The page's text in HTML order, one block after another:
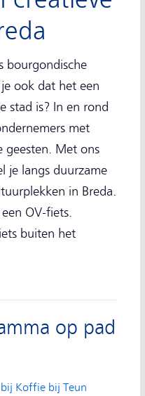
bourgondische
ook dat het een
stad is? In en rond
met
geesten. Met ons
je langs duurzame
in Breda.
OV-fiets.
buiten het
op pad
Koffie bij Teun